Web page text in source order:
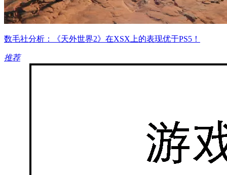
数毛社分析：《天外世界2》在XSX上的表现优于PS5！
推荐